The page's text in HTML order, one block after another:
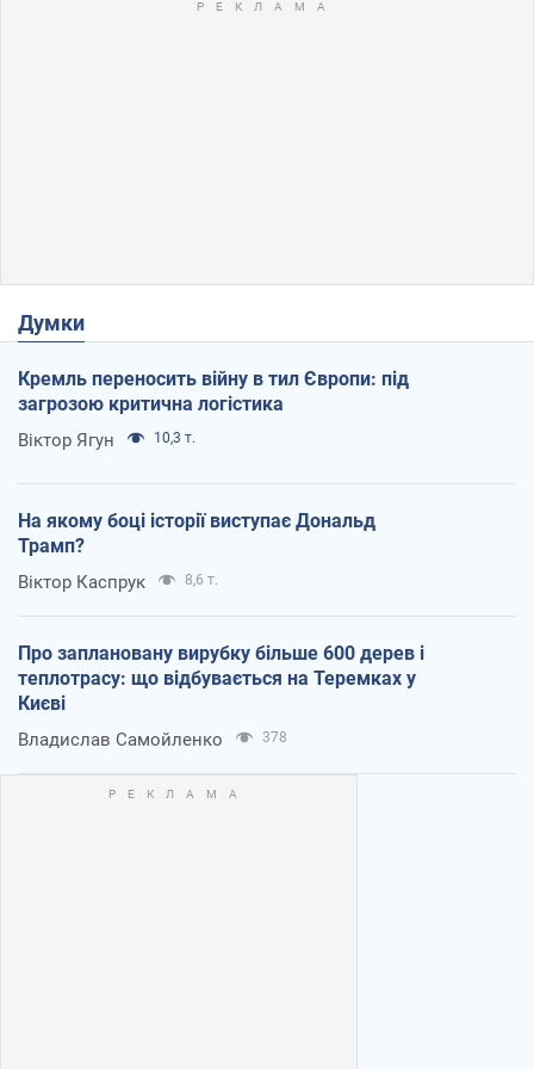
Думки
Кремль переносить війну в тил Європи: під
загрозою критична логістика
Віктор Ягун 10,3 т.
На якому боці історії виступає Дональд
Трамп?
Віктор Каспрук 8,6 т.
Про заплановану вирубку більше 600 дерев і
теплотрасу: що відбувається на Теремках у
Києві
Владислав Самойленко 378